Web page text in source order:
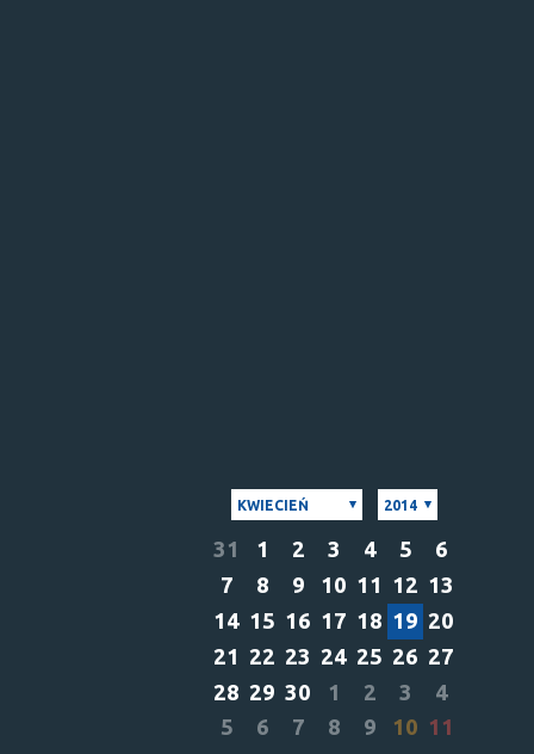
KWIECIEŃ 2014
31 1 2 3 4 5
6
7
8 9 10 11 12 13
14 15 16 17 18 19 20
21 22 23 24 25 26 27
28 29 30 1 2 3
4
5
6 7 8 9 10 11